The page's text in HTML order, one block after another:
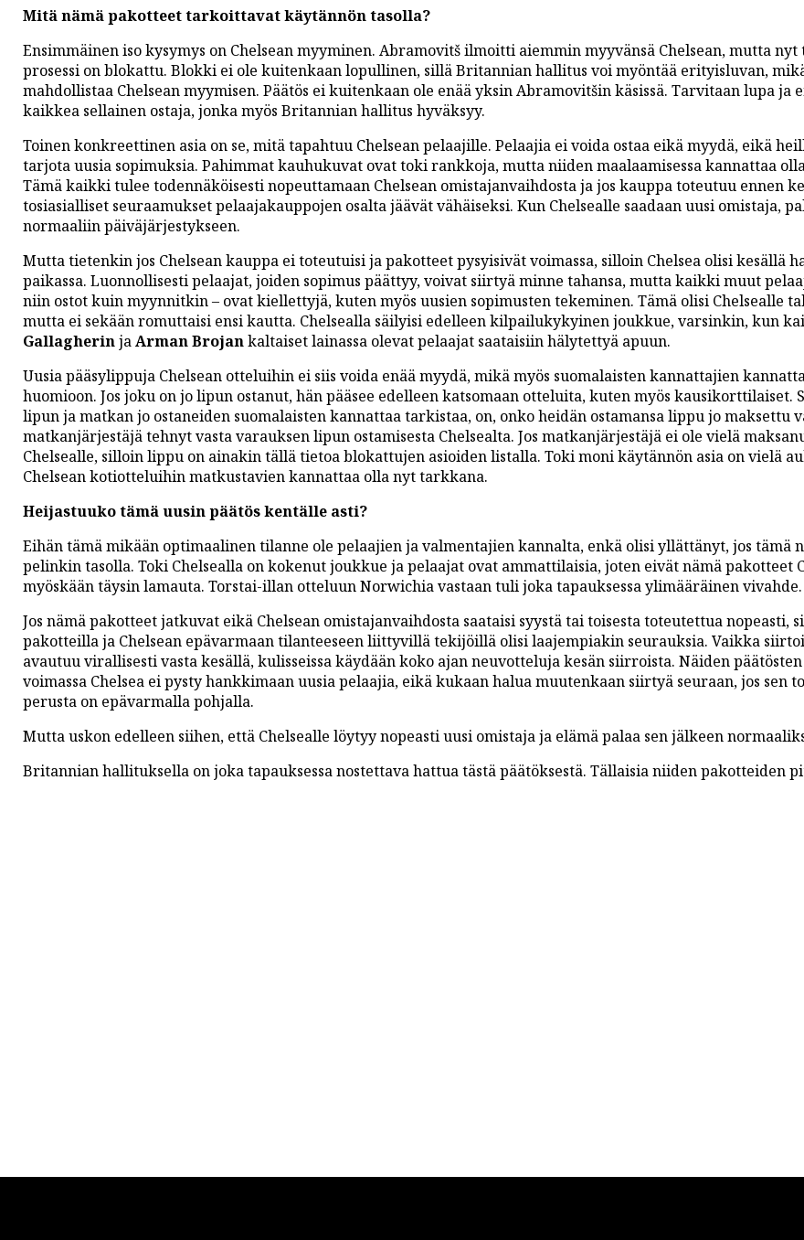
Mitä nämä pakotteet tarkoittavat käytännön tasolla?
Ensimmäinen iso kysymys on Chelsean myyminen. Abramovitš ilmoitti aiemmin myyvänsä Chelsean, mutta nyt
prosessi on blokattu. Blokki ei ole kuitenkaan lopullinen, sillä Britannian hallitus voi myöntää erityisluvan,
mahdollistaa Chelsean myymisen. Päätös ei kuitenkaan ole enää yksin Abramovitšin käsissä. Tarvitaan lupa ja
kaikkea sellainen ostaja, jonka myös Britannian hallitus hyväksyy.
Toinen konkreettinen asia on se, mitä tapahtuu Chelsean pelaajille. Pelaajia ei voida ostaa eikä myydä, eikä
tarjota uusia sopimuksia. Pahimmat kauhukuvat ovat toki rankkoja, mutta niiden maalaamisessa kannattaa
Tämä kaikki tulee todennäköisesti nopeuttamaan Chelsean omistajanvaihdosta ja jos kauppa toteutuu ennen
tosiasialliset seuraamukset pelaajakauppojen osalta jäävät vähäiseksi. Kun Chelsealle saadaan uusi omistaja,
normaaliin päiväjärjestykseen.
Mutta tietenkin jos Chelsean kauppa ei toteutuisi ja pakotteet pysyisivät voimassa, silloin Chelsea olisi kesällä
paikassa. Luonnollisesti pelaajat, joiden sopimus päättyy, voivat siirtyä minne tahansa, mutta kaikki muut
niin ostot kuin myynnitkin – ovat kiellettyjä, kuten myös uusien sopimusten tekeminen. Tämä olisi Chelsealle
mutta ei sekään romuttaisi ensi kautta. Chelsealla säilyisi edelleen kilpailukykyinen joukkue, varsinkin, kun
GallagherinjaArman Brojankaltaiset lainassa olevat pelaajat saataisiin hälytettyä apuun.
Uusia pääsylippuja Chelsean otteluihin ei siis voida enää myydä, mikä myös suomalaisten kannattajien
huomioon. Jos joku on jo lipun ostanut, hän pääsee edelleen katsomaan otteluita, kuten myös kausikorttilaiset.
lipun ja matkan jo ostaneiden suomalaisten kannattaa tarkistaa, on, onko heidän ostamansa lippu jo maksettu
matkanjärjestäjä tehnyt vasta varauksen lipun ostamisesta Chelsealta. Jos matkanjärjestäjä ei ole vielä
Chelsealle, silloin lippu on ainakin tällä tietoa blokattujen asioiden listalla. Toki moni käytännön asia on vielä
Chelsean kotiotteluihin matkustavien kannattaa olla nyt tarkkana.
Heijastuuko tämä uusin päätös kentälle asti?
Eihän tämä mikään optimaalinen tilanne ole pelaajien ja valmentajien kannalta, enkä olisi yllättänyt, jos tämä
pelinkin tasolla. Toki Chelsealla on kokenut joukkue ja pelaajat ovat ammattilaisia, joten eivät nämä pakotteet
myöskään täysin lamauta. Torstai-illan otteluun Norwichia vastaan tuli joka tapauksessa ylimääräinen vivahde.
Jos nämä pakotteet jatkuvat eikä Chelsean omistajanvaihdosta saataisi syystä tai toisesta toteutettua nopeasti,
pakotteilla ja Chelsean epävarmaan tilanteeseen liittyvillä tekijöillä olisi laajempiakin seurauksia. Vaikka
avautuu virallisesti vasta kesällä, kulisseissa käydään koko ajan neuvotteluja kesän siirroista. Näiden päätösten
voimassa Chelsea ei pysty hankkimaan uusia pelaajia, eikä kukaan halua muutenkaan siirtyä seuraan, jos sen
perusta on epävarmalla pohjalla.
Mutta uskon edelleen siihen, että Chelsealle löytyy nopeasti uusi omistaja ja elämä palaa sen jälkeen
Britannian hallituksella on joka tapauksessa nostettava hattua tästä päätöksestä. Tällaisia niiden pakotteiden